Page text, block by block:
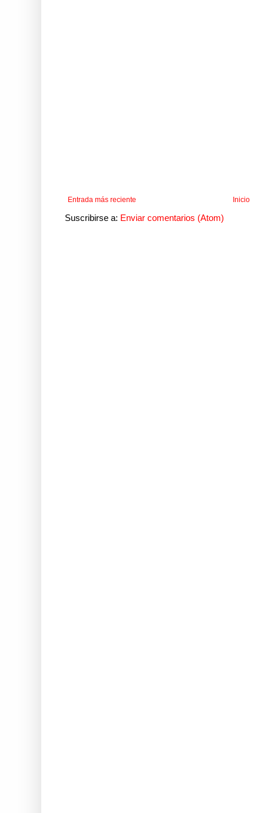
Entrada más reciente Inicio
Suscribirse a: Enviar comentarios (Atom)